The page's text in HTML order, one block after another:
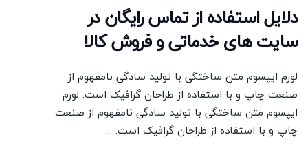
دلایل استفاده از تماس رایگان در
سایت های خدماتی و فروش کالا
لورم ایپسوم متن ساختگی با تولید سادگی نامفهوم از
صنعت چاپ و با استفاده از طراحان گرافیک است. لورم
ایپسوم متن ساختگی با تولید سادگی نامفهوم از صنعت
چاپ و با استفاده از طراحان گرافیک است. ...